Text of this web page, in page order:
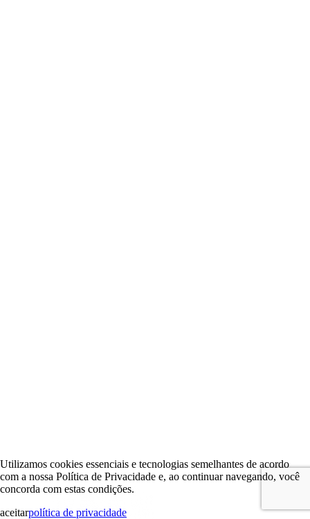
Utilizamos cookies essenciais e tecnologias semelhantes de acordo
com a nossa Política de Privacidade e, ao continuar navegando, você
concorda com estas condições.
aceitarpolítica de privacidade